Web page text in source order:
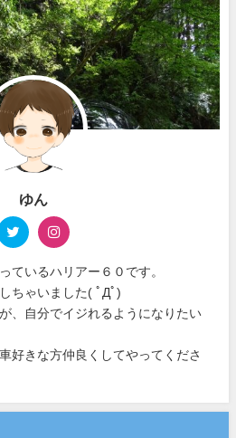
ゆん
ているハリアー６０です。
ちゃいました( ﾟДﾟ)
、自分でイジれるようになりたい
好きな方仲良くしてやってくださ